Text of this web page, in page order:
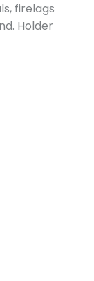
firelags
Holder